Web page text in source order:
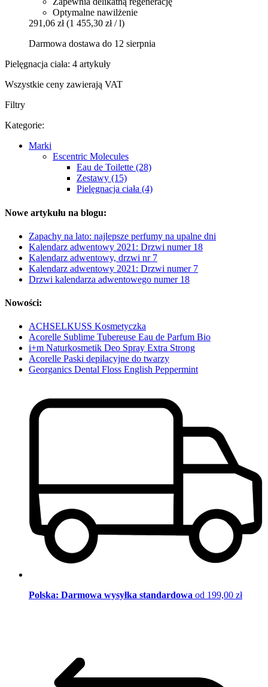
Optymalne nawilżenie
291,06 zł (1 455,30 zł / l)
Darmowa dostawa do 12 sierpnia
Pielęgnacja ciała: 4 artykuły
Wszystkie ceny zawierają VAT
Filtry
Kategorie:
Marki
Escentric Molecules
Eau de Toilette (28)
Zestawy (15)
Pielęgnacja ciała (4)
Nowe artykułu na blogu:
Zapachy na lato: najlepsze perfumy na upalne dni
Kalendarz adwentowy 2021: Drzwi numer 18
Kalendarz adwentowy, drzwi nr 7
Kalendarz adwentowy 2021: Drzwi numer 7
Drzwi kalendarza adwentowego numer 18
Nowości:
ACHSELKUSS Kosmetyczka
Acorelle Sublime Tubereuse Eau de Parfum Bio
i+m Naturkosmetik Deo Spray Extra Strong
Acorelle Paski depilacyjne do twarzy
Georganics Dental Floss English Peppermint
Polska: Darmowa wysyłka standardowa od 199,00 zł